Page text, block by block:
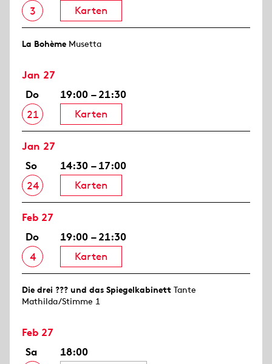
3 Karten
La Bohème Musetta
Jan 27
Do
21
19:00 – 21:30
Karten
Jan 27
So
24
14:30 – 17:00
Karten
Feb 27
Do
4
19:00 – 21:30
Karten
Die drei ??? und das Spiegelkabinett Tante
Mathilda/Stimme 1
Feb 27
Sa
18:00